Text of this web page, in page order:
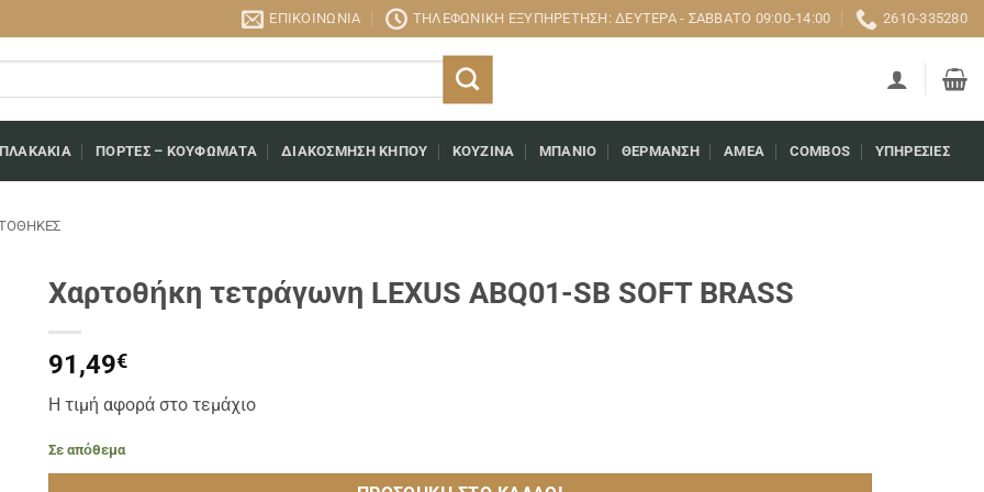
ΕΠΙΚΟΙΝΩΝΊΑ ΤΗΛΕΦΩΝΙΚΉ ΕΞΥΠΗΡΈΤΗΣΗ: ΔΕΥΤΈΡΑ - ΣΆΒΒΑΤΟ 09:00-14:00 2610-335280
ΠΌΡΤΕΣ – ΚΟΥΦΏΜΑΤΑ ΔΙΑΚΌΣΜΗΣΗ ΚΉΠΟΥ ΚΟΥΖΊΝΑ ΜΠΆΝΙΟ ΘΈΡΜΑΝΣΗ AMEA COMBOS ΥΠΗΡΕΣΊΕΣ
Χαρτοθήκη τετράγωνη LEXUS ABQ01-SB SOFT BRASS
91,49€
Η τιμή αφορά στο τεμάχιο
Σε απόθεμα